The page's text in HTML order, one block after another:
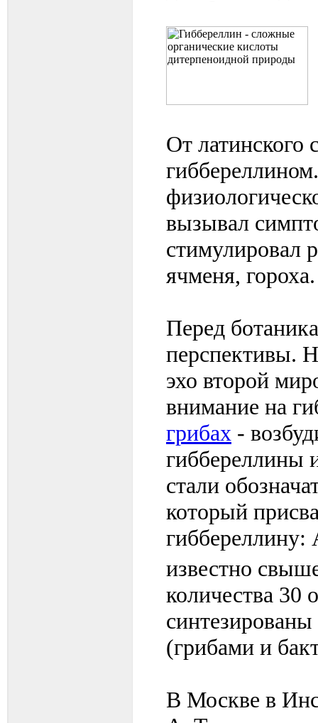
От латинского
вызывал
стимулировал
ячменя, гороха.
Перед
перспективы.
эхо второй
внимание на
грибах -
гиббереллины
стали
который
гиббереллину:
известно
количества 30
(грибами и
В Москве в